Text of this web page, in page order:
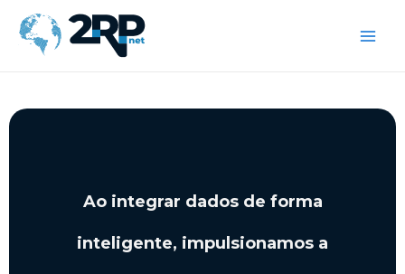
para
Ao integrar dados de forma
inteligente, impulsionamos a